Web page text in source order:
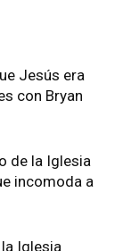
Jesús era
con Bryan
de la Iglesia
incomoda a
Iglesia